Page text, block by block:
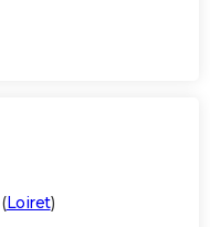
(Loiret)